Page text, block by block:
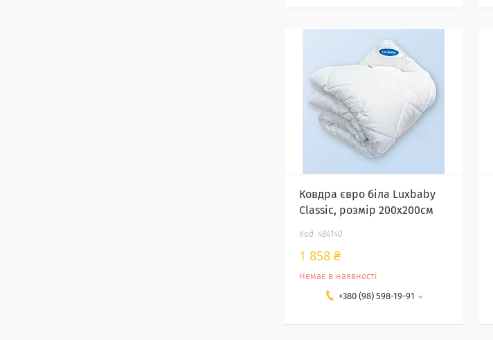
Ковдра євро біла Luxbaby
Classic, розмір 200х200см
484140
1 858 ₴
Немає в наявності
+380 (98) 598-19-91